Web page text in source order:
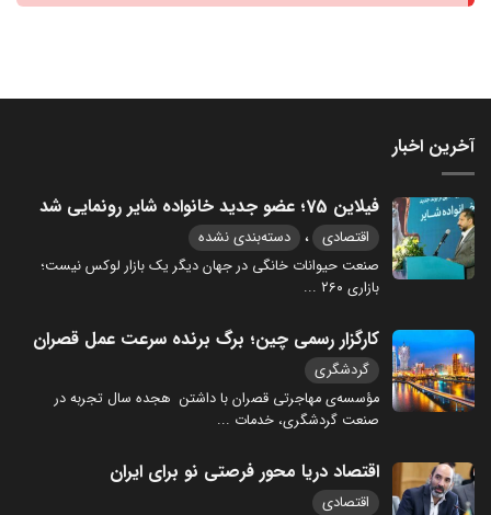
آخرین اخبار
فیلاین 75؛ عضو جدید خانواده شایر رونمایی شد
اقتصادی ، دسته‌بندی نشده
صنعت حیوانات خانگی در جهان دیگر یک بازار لوکس نیست؛
بازاری ۲۶۰
...
کارگزار رسمی چین؛ برگ برنده سرعت عمل قصران
گردشگری
مؤسسه‌ی مهاجرتی قصران با داشتن هجده سال تجربه در
صنعت گردشگری، خدمات ...
اقتصاد دریا محور فرصتی نو برای ایران
اقتصادی